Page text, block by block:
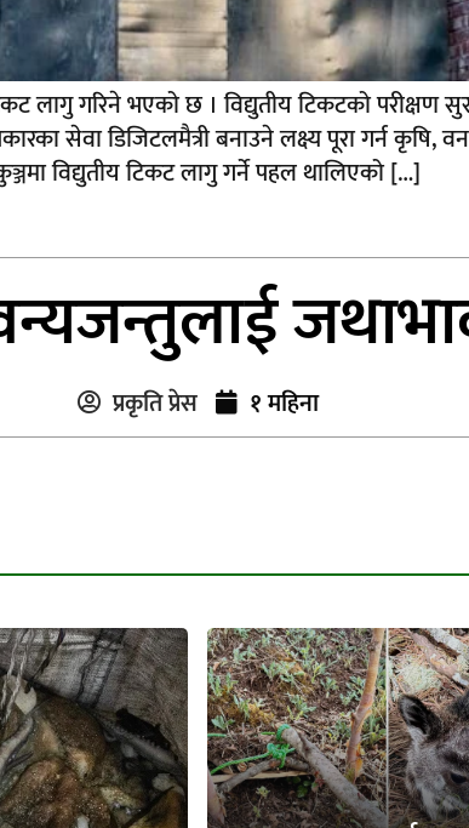
लागु गरिने भएको छ । विद्युतीय टिकटको परीक्षण
सेवा डिजिटलमैत्री बनाउने लक्ष्य पूरा गर्न कृषि,
विद्युतीय टिकट लागु गर्ने पहल थालिएको […]
प्रकृति प्रेस १ महिना